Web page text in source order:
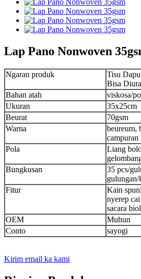
Lap Pano Nonwoven
Ngaran produk
Tisu
Bisa
Bahan atah
viskosa/
Ukuran
35x25cm
Beurat
70gsm
Warna
beureum,
campuran
Pola
Liang
Bungkusan
35 pcs/
gulungan/
Fitur
Kain
nyerep
sacara
OEM
Muhun
Conto
sayogi
Kirim email ka kami